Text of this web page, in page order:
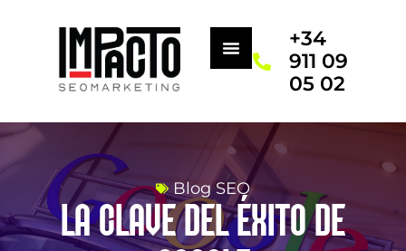
+34
911 09
05 02
Blog SEO
LA CLAVE DEL ÉXITO DE